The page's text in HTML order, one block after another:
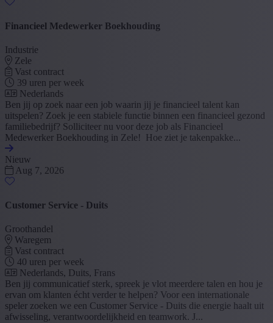
Financieel Medewerker Boekhouding
Industrie
Zele
Vast contract
39 uren per week
Nederlands
Ben jij op zoek naar een job waarin jij je financieel talent kan
uitspelen? Zoek je een stabiele functie binnen een financieel gezond
familiebedrijf? Solliciteer nu voor deze job als Financieel
Medewerker Boekhouding in Zele! Hoe ziet je takenpakke...
Nieuw
Aug 7, 2026
Customer Service - Duits
Groothandel
Waregem
Vast contract
40 uren per week
Nederlands, Duits, Frans
Ben jij communicatief sterk, spreek je vlot meerdere talen en hou je
ervan om klanten écht verder te helpen? Voor een internationale
speler zoeken we een Customer Service - Duits die energie haalt uit
afwisseling, verantwoordelijkheid en teamwork. J...